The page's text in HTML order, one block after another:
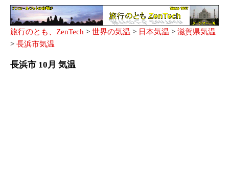
旅行のとも、ZenTech > 世界の気温 > 日本気温 > 滋賀県気温
> 長浜市気温
長浜市 10月 気温